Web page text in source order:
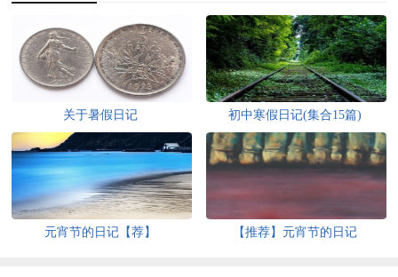
关于暑假日记 初中寒假日记(集合15篇)
元宵节的日记【荐】 【推荐】元宵节的日记